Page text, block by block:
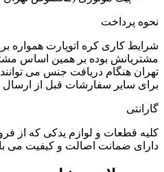
نحوه پرداخت
شرایط کاری کره اتوپارت همواره
مشتریانش بوده بر همین اساس
تهران هنگام دریافت جنس می
برای سایر سفارشات قبل از ارسال
گارانتی
کلیه قطعات و لوازم یدکی که از
دارای ضمانت اصالت و کیفیت می